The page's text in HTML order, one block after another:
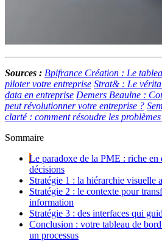
Sources : Bpifrance Création : Le
piloter votre entreprise Strat& : Le
data en entreprise Demers Beaulne :
peut révolutionner votre entreprise ?
clarté : comment résoudre les
Sommaire
Le paradoxe de la PME : riche en
décisions
Stratégie 1 : la hiérarchie visuelle
Stratégie 2 : le contexte pour
information
Stratégie 3 : des interfaces qui
Conclusion : votre tableau de
un processus